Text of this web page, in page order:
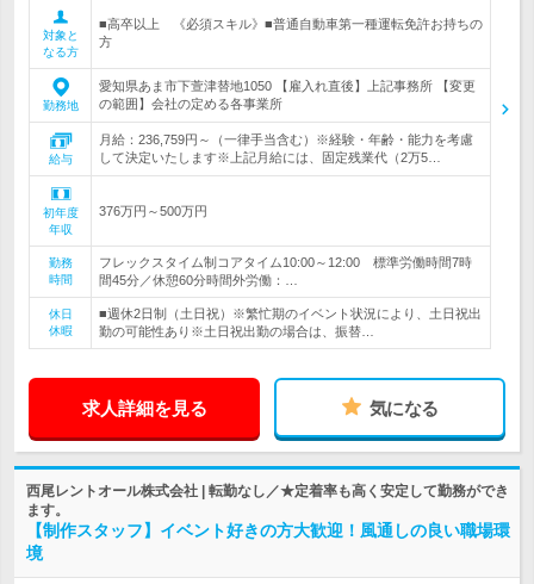
対象と
なる方
■高卒以上 《必須スキル》■普通自動車第一種運転免許お持ちの
方
勤務地
愛知県あま市下萱津替地1050 【雇入れ直後】上記事務所 【変更
の範囲】会社の定める各事業所
給与
月給：236,759円～（一律手当含む）※経験・年齢・能力を考慮
して決定いたします※上記月給には、固定残業代（2万5…
初年度
年収
376万円～500万円
勤務
時間
フレックスタイム制コアタイム10:00～12:00 標準労働時間7時
間45分／休憩60分時間外労働：…
休日
休暇
■週休2日制（土日祝）※繁忙期のイベント状況により、土日祝出
勤の可能性あり※土日祝出勤の場合は、振替…
求人詳細を見る 気になる
西尾レントオール株式会社 | 転勤なし／★定着率も高く安定して勤務ができ
ます。
【制作スタッフ】イベント好きの方大歓迎！風通しの良い職場環
境